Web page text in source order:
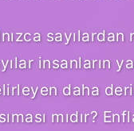
sayılardan
insanların
daha
mıdır?